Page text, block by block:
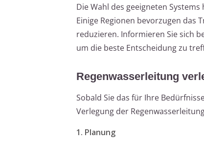
Die Wahl des geeigneten
Einige Regionen bevorzugen das
reduzieren. Informieren Sie sich
um die beste Entscheidung zu
Regenwasserleitung
Sobald Sie das für Ihre
Verlegung der
1. Planung